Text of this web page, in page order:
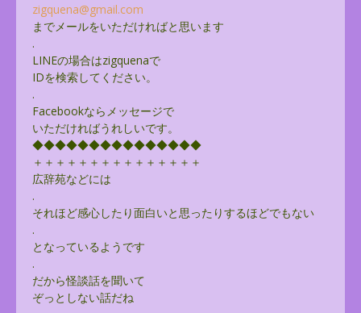
zigquena@gmail.com
までメールをいただければと思います
.
LINEの場合はzigquenaで
IDを検索してください。
.
Facebookならメッセージで
いただければうれしいです。
◆◆◆◆◆◆◆◆◆◆◆◆◆◆◆
＋＋＋＋＋＋＋＋＋＋＋＋＋＋＋
広辞苑などには
.
それほど感心したり面白いと思ったりするほどでもない
.
となっているようです
.
だから怪談話を聞いて
ぞっとしない話だね